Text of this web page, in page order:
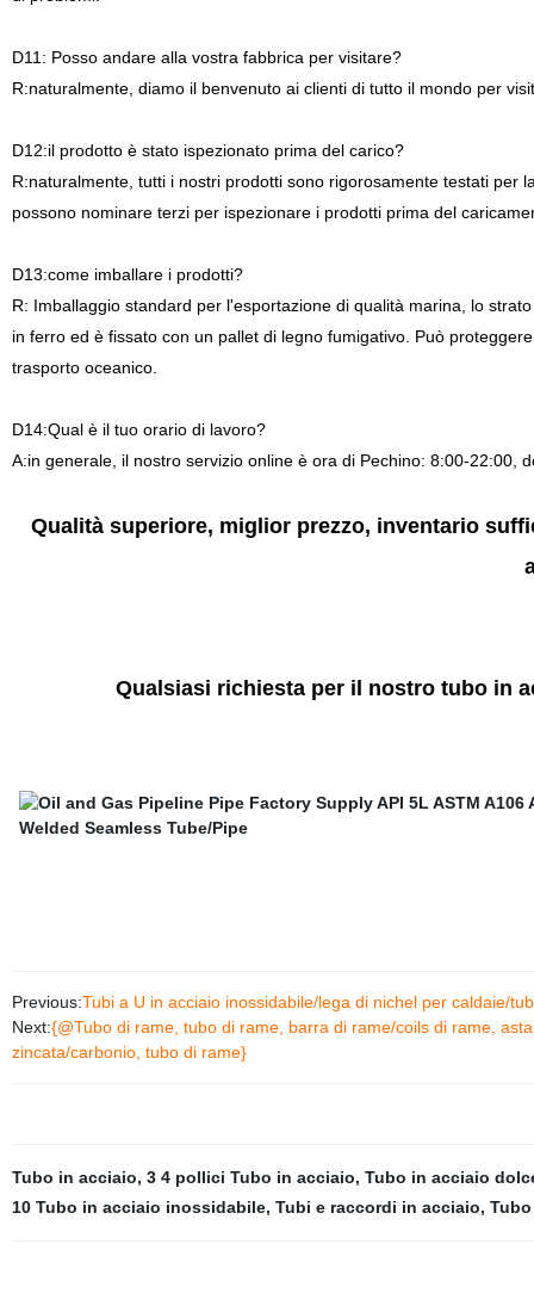
D11: Posso andare alla vostra fabbrica per visitare?
R:naturalmente, diamo il benvenuto ai clienti di tutto il mondo per
D12:il prodotto è stato ispezionato prima del carico?
R:naturalmente, tutti i nostri prodotti sono rigorosamente testati per
possono nominare terzi per ispezionare i prodotti prima del
D13:come imballare i prodotti?
R: Imballaggio standard per l'esportazione di qualità marina, lo
in ferro ed è fissato con un pallet di legno fumigativo. Può
trasporto oceanico.
D14:Qual è il tuo orario di lavoro?
A:in generale, il nostro servizio online è ora di Pechino: 8:00-22:00,
Qualità superiore, miglior prezzo, inventario
Qualsiasi richiesta per il nostro tubo in
Previous:Tubi a U in acciaio inossidabile/lega di nichel per caldaie/
Next:{@Tubo di rame, tubo di rame, barra di rame/coils di rame,
zincata/carbonio, tubo di rame}
Tubo in acciaio, 3 4 pollici Tubo in acciaio, Tubo in acciaio
10 Tubo in acciaio inossidabile, Tubi e raccordi in acciaio,